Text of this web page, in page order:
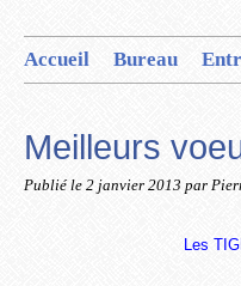
Accueil Bureau
Meilleurs
Publié le 2 janvier 2013 par
Les